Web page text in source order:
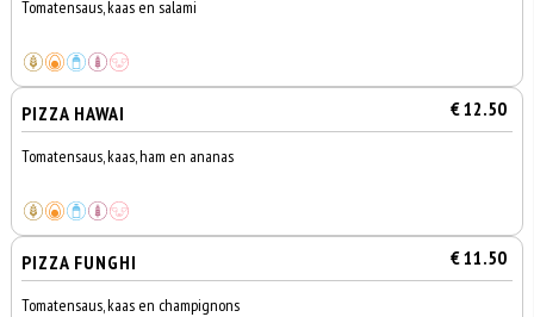
Tomatensaus, kaas en salami
PIZZA HAWAI € 12.50
Tomatensaus, kaas, ham en ananas
PIZZA FUNGHI € 11.50
Tomatensaus, kaas en champignons